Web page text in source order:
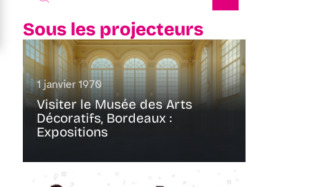
Sous les projecteurs
1 janvier 1970
Visiter le Musée des Arts
Décoratifs, Bordeaux :
Expositions